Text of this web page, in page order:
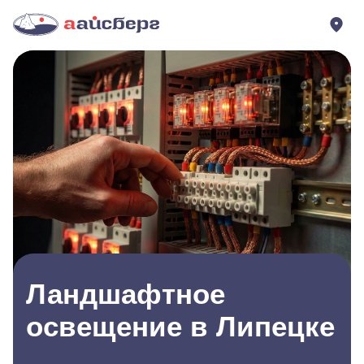
Ландшафтное
освещение в Липецке